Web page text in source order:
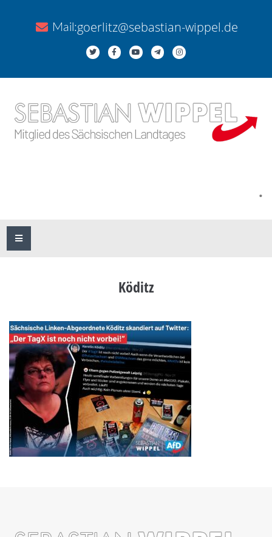
Mail:goerlitz@sebastian-wippel.de
.
Köditz